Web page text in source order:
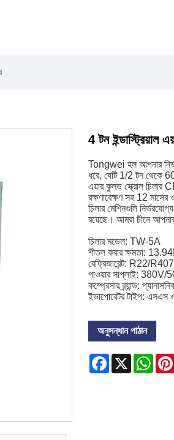
4 টন ইন্ডাস্ট্রিয়াল
Tongwei হল আপনার
ধরে, যেটি 1/2 টন থেকে
এয়ার কুলড স্ক্রোল চিলার
রক্ষণাবেক্ষণ সহ 12 মাসের
চিলার মেশিনগুলি
রয়েছে। আমরা চীনে আপনার
চিলার মডেল: TW-5A
শীতল করার ক্ষমতা:
রেফ্রিজারেন্ট: R22/
পাওয়ার সাপ্লাই:
কম্প্রেসার ব্র্যান্ড:
ইভাপোরেটর টাইপ: এসএস
অনুসন্ধান পাঠান
Facebook
X